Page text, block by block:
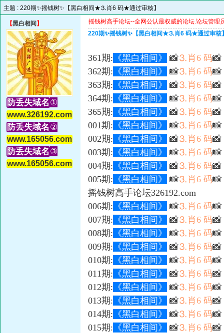
主题 : 220期✨摇钱树✨【黑白相间★⒊肖6 码★通过审核】
【黑白相间 】
防丢失域名 ①
www.326192.com
防丢失域名 ②
www.165056.com
防丢失域名 ③
www.165056.com
摇钱树高手论坛--全网公认最权威的论坛.论坛管理
220期✨摇钱树✨【黑白相间★⒊肖6 码★通过审核
361期: 《黑白相间》 📸⒊肖6 码📸
362期: 《黑白相间》 📸⒊肖6 码📸
363期: 《黑白相间》 📸⒊肖6 码📸
364期: 《黑白相间》 📸⒊肖6 码📸
365期: 《黑白相间》 📸⒊肖6 码📸
001期: 《黑白相间》 📸⒊肖6 码📸
002期: 《黑白相间》 📸⒊肖6 码📸
003期: 《黑白相间》 📸⒊肖6 码📸
004期: 《黑白相间》 📸⒊肖6 码📸
005期: 《黑白相间》 📸⒊肖6 码📸
摇钱树高手论坛326192.com
006期: 《黑白相间》 📸⒊肖6 码📸
007期: 《黑白相间》 📸⒊肖6 码📸
008期: 《黑白相间》 📸⒊肖6 码📸
009期: 《黑白相间》 📸⒊肖6 码📸
010期: 《黑白相间》 📸⒊肖6 码📸
011期: 《黑白相间》 📸⒊肖6 码📸
012期: 《黑白相间》 📸⒊肖6 码📸
013期: 《黑白相间》 📸⒊肖6 码📸
014期: 《黑白相间》 📸⒊肖6 码📸
015期: 《黑白相间》 📸⒊肖6 码📸